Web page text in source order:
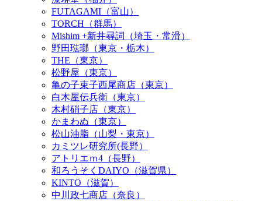
FUTAGAMI（富山）
TORCH（群馬）
Mishim +新井尋詞（埼玉・常滑）
野田琺瑯（東京・栃木）
THE（東京）
松野屋（東京）
亀の子束子西尾商店（東京）
白木屋伝兵衛（東京）
木村硝子店（東京）
かまわぬ（東京）
松山油脂（山梨・東京）
カミツレ研究所(長野）
アトリエｍ4（長野）
和ろうそくDAIYO（滋賀県）
KINTO（滋賀）
中川政七商店（奈良）